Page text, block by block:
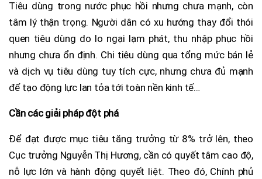
Tiêu dùng trong nước phục hồi nhưng chưa mạnh, còn
tâm lý thận trọng. Người dân có xu hướng thay đổi thói
quen tiêu dùng do lo ngại lạm phát, thu nhập phục hồi
nhưng chưa ổn định. Chi tiêu dùng qua tổng mức bán lẻ
và dịch vụ tiêu dùng tuy tích cực, nhưng chưa đủ mạnh
để tạo động lực lan tỏa tới toàn nền kinh tế…
Cần các giải pháp đột phá
Để đạt được mục tiêu tăng trưởng từ 8% trở lên, theo
Cục trưởng Nguyễn Thị Hương, cần có quyết tâm cao độ,
nỗ lực lớn và hành động quyết liệt. Theo đó, Chính phủ